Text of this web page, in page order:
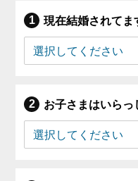
現在結婚されてま
お子さまはいらっ